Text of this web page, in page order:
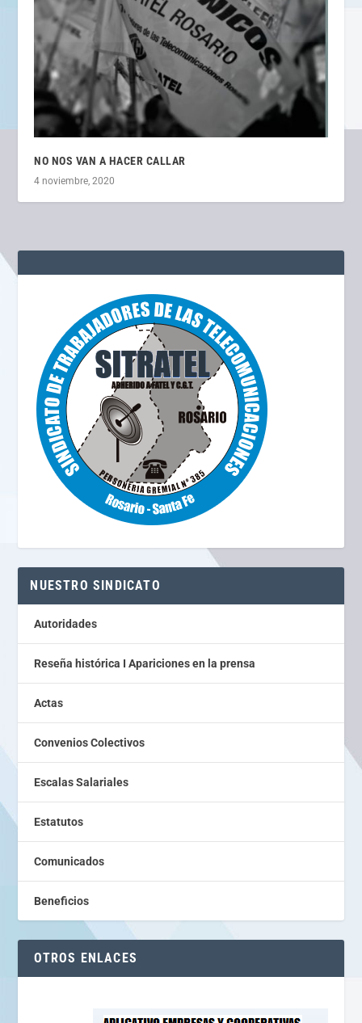
NO NOS VAN A HACER CALLAR
4 noviembre, 2020
NUESTRO SINDICATO
Autoridades
Reseña histórica I Apariciones en la prensa
Actas
Convenios Colectivos
Escalas Salariales
Estatutos
Comunicados
Beneficios
OTROS ENLACES